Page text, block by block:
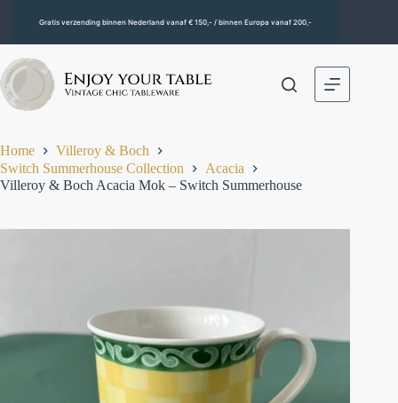
Gratis verzending binnen Nederland vanaf € 150,- / binnen Europa vanaf 200,-
Home
Villeroy & Boch
Switch Summerhouse Collection
Acacia
Villeroy & Boch Acacia Mok – Switch Summerhouse